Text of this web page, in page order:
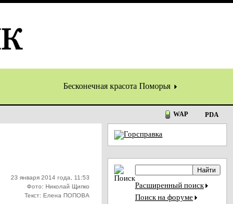
Бесконечная красота Поморья
WAP PDA
23 января 2014 года, 11:53
Фото: Николай Щипко
Текст: Елена ПОПОВА
Расширенный поиск
Поиск на форуме